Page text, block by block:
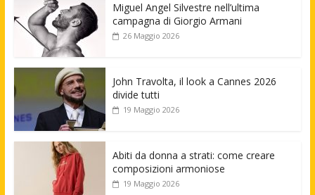
Miguel Angel Silvestre nell’ultima
campagna di Giorgio Armani
26 Maggio 2026
John Travolta, il look a Cannes 2026
divide tutti
19 Maggio 2026
Abiti da donna a strati: come creare
composizioni armoniose
19 Maggio 2026